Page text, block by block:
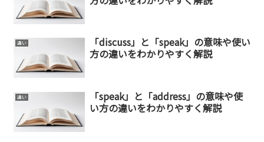
違い
「discuss」と「speak」の意味や使い
方の違いをわかりやすく解説
違い
「speak」と「address」の意味や使
い方の違いをわかりやすく解説